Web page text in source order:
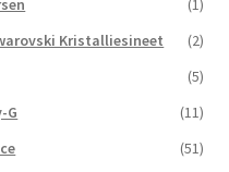
Kristalliesineet
(2)
(5)
G
(11)
(51)